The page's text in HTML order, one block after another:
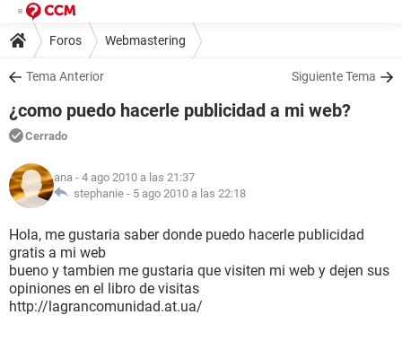
Foros Webmastering
Tema Anterior Siguiente Tema
¿como puedo hacerle publicidad a mi web?
Cerrado
ana - 4 ago 2010 a las 21:37
stephanie - 5 ago 2010 a las 22:18
Hola, me gustaria saber donde puedo hacerle publicidad
gratis a mi web
bueno y tambien me gustaria que visiten mi web y dejen sus
opiniones en el libro de visitas
http://lagrancomunidad.at.ua/